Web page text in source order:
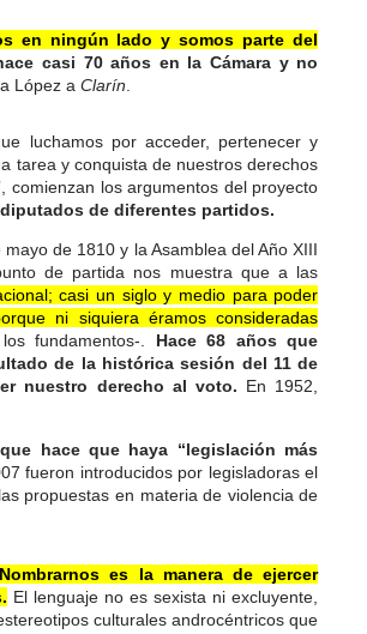
en ningún lado y somos parte del
casi 70 años en la Cámara y no
López a Clarín
luchamos por acceder, pertenecer y
tarea y conquista de nuestros derechos
comienzan los argumentos del proyecto
de diferentes partidos.
de 1810 y la Asamblea del Año XIII
de partida nos muestra que a las
casi un siglo y medio para poder
ni siquiera éramos consideradas
fundamentos-. Hace 68 años que
de la histórica sesión del 11 de
nuestro derecho al voto. En 1952,
hace que haya “legislación más
fueron introducidos por legisladoras el
propuestas en materia de violencia de
es la manera de ejercer
El lenguaje no es sexista ni excluyente,
culturales androcéntricos que